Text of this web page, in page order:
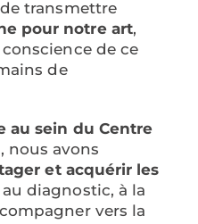
transmettre
pour notre art,
de ce
de
au sein du Centre
, nous avons
et acquérir les
au diagnostic, à la
vers la